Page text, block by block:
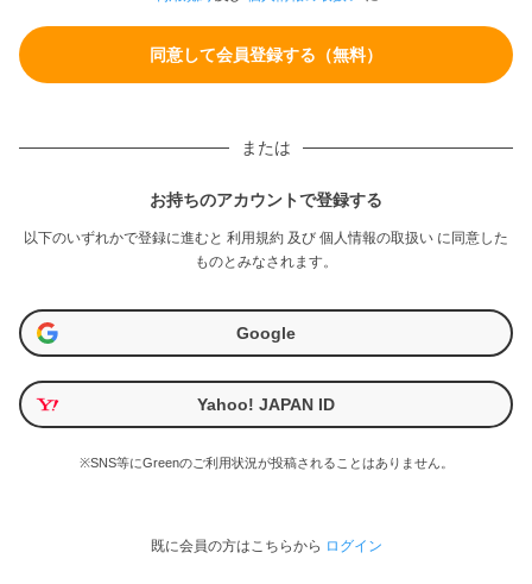
または
お持ちのアカウントで登録する
以下のいずれかで登録に進むと 利用規約 及び 個人情報の取扱い に同意した
ものとみなされます。
Google
Yahoo! JAPAN ID
※SNS等にGreenのご利用状況が投稿されることはありません。
既に会員の方はこちらから ログイン